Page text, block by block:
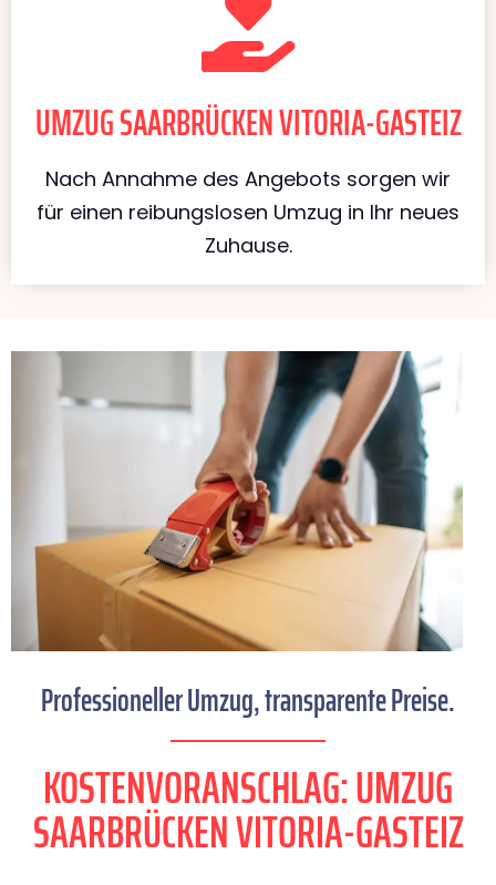
UMZUG SAARBRÜCKEN VITORIA-GASTEIZ
Nach Annahme des Angebots sorgen wir
für einen reibungslosen Umzug in Ihr neues
Zuhause.
Professioneller Umzug, transparente Preise.
KOSTENVORANSCHLAG: UMZUG
SAARBRÜCKEN VITORIA-GASTEIZ